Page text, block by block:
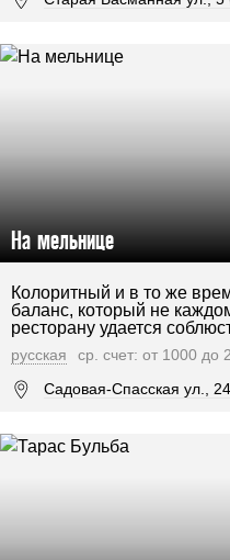
На мельнице
Колоритный и в то же
баланс, который не
ресторану удается
русская
ср. счет: от 1000 до
Садовая-Спасская ул.,